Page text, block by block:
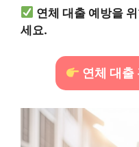
연체 대출 예방을
세요.
연체 대출